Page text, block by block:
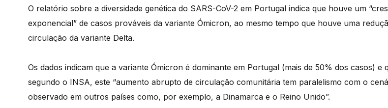
O relatório sobre a diversidade genética do SARS-CoV-2 em Portugal indica que houve um
exponencial” de casos prováveis da variante Ómicron, ao mesmo tempo que houve uma
circulação da variante Delta.
Os dados indicam que a variante Ómicron é dominante em Portugal (mais de 50% dos casos) e
segundo o INSA, este “aumento abrupto de circulação comunitária tem paralelismo com o
observado em outros países como, por exemplo, a Dinamarca e o Reino Unido”.